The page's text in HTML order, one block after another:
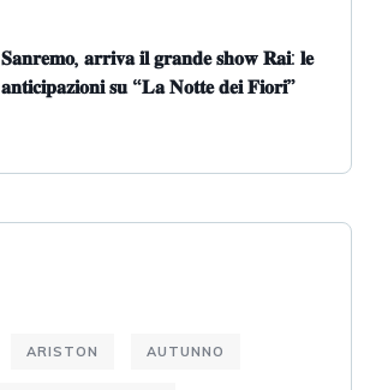
𝐒𝐚𝐧𝐫𝐞𝐦𝐨, 𝐚𝐫𝐫𝐢𝐯𝐚 𝐢𝐥 𝐠𝐫𝐚𝐧𝐝𝐞 𝐬𝐡𝐨𝐰 𝐑𝐚𝐢: 𝐥𝐞
𝐚𝐧𝐭𝐢𝐜𝐢𝐩𝐚𝐳𝐢𝐨𝐧𝐢 𝐬𝐮 “𝐋𝐚 𝐍𝐨𝐭𝐭𝐞 𝐝𝐞𝐢 𝐅𝐢𝐨𝐫𝐢”
ARISTON AUTUNNO